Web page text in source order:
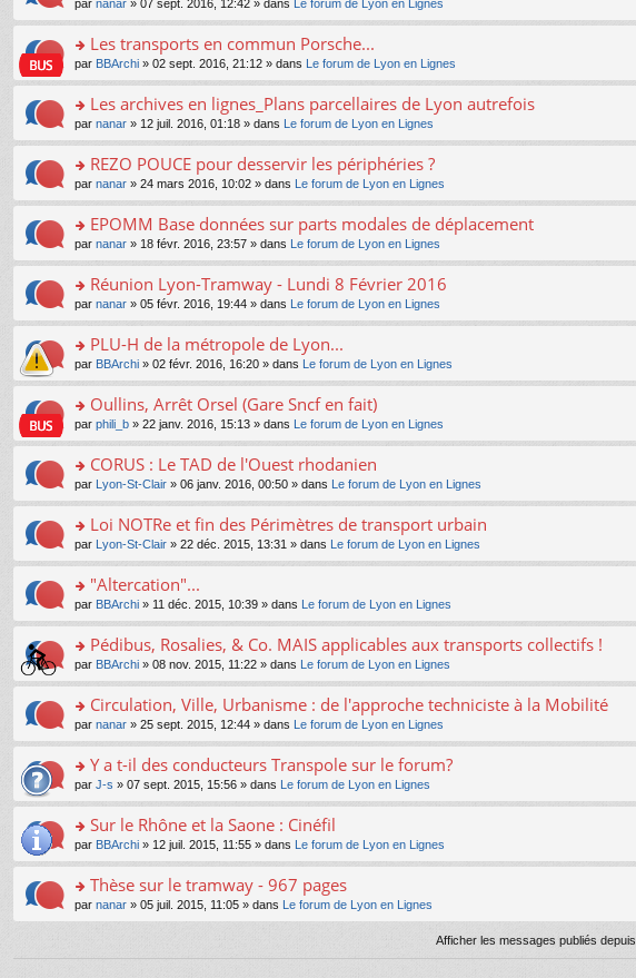
c
e
nt
pl
u
s
ré
c
e
nt
n
le
pl
u
s
ré
c
e
nt
g
e
n
n
le
pl
u
s
ré
c
e
nt
s
a
g
e
n
n
le
pl
u
s
ré
c
e
nt
er
le
m
e
s
a
g
e
n
n
le
pl
u
s
ré
c
e
nt
o
n
s
ult
er
le
m
e
s
a
g
e
n
n
le
pl
u
s
ré
c
e
nt
par nanar » 07 sept. 2016, 12:42 » dans Le forum de Lyon en Lignes
o
n
s
ult
er
le
m
e
s
a
g
e
n
n
le
pl
u
s
ré
c
e
nt
Les transports en commun Porsche...
par BBArchi » 02 sept. 2016, 21:12 » dans Le forum de Lyon en Lignes
o
n
s
ult
er
le
m
e
s
a
g
e
n
n
le
pl
u
s
ré
c
e
nt
Les archives en lignes_Plans parcellaires de Lyon autrefois
par nanar » 12 juil. 2016, 01:18 » dans Le forum de Lyon en Lignes
o
n
s
ult
er
le
m
e
s
a
g
e
n
n
le
pl
u
s
ré
c
e
nt
REZO POUCE pour desservir les périphéries ?
par nanar » 24 mars 2016, 10:02 » dans Le forum de Lyon en Lignes
o
n
s
ult
er
le
m
e
s
a
g
e
n
n
le
pl
u
s
ré
c
e
nt
EPOMM Base données sur parts modales de déplacement
par nanar » 18 févr. 2016, 23:57 » dans Le forum de Lyon en Lignes
o
n
s
ult
er
le
m
e
s
a
g
e
n
n
le
pl
u
s
ré
c
e
nt
Réunion Lyon-Tramway - Lundi 8 Février 2016
par nanar » 05 févr. 2016, 19:44 » dans Le forum de Lyon en Lignes
o
n
s
ult
er
le
m
e
s
a
g
e
n
n
le
pl
u
s
ré
c
e
nt
PLU-H de la métropole de Lyon...
par BBArchi » 02 févr. 2016, 16:20 » dans Le forum de Lyon en Lignes
o
n
s
ult
er
le
m
e
s
a
g
e
n
n
le
pl
u
s
ré
c
e
nt
Oullins, Arrêt Orsel (Gare Sncf en fait)
par phili_b » 22 janv. 2016, 15:13 » dans Le forum de Lyon en Lignes
o
n
s
ult
er
le
m
e
s
a
g
e
n
n
le
pl
u
s
ré
c
e
nt
CORUS : Le TAD de l'Ouest rhodanien
par Lyon-St-Clair » 06 janv. 2016, 00:50 » dans Le forum de Lyon en Lignes
o
n
s
ult
er
le
m
e
s
a
g
e
n
n
le
pl
u
s
ré
c
Loi NOTRe et fin des Périmètres de transport urbain
par Lyon-St-Clair » 22 déc. 2015, 13:31 » dans Le forum de Lyon en Lignes
o
n
s
ult
er
le
m
e
s
a
g
e
n
n
le
pl
u
ré
"Altercation"...
par BBArchi » 11 déc. 2015, 10:39 » dans Le forum de Lyon en Lignes
o
n
s
ult
er
le
m
e
s
a
g
e
n
n
Pédibus, Rosalies, & Co. MAIS applicables aux transports collectifs !
par BBArchi » 08 nov. 2015, 11:22 » dans Le forum de Lyon en Lignes
o
n
s
ult
er
le
m
e
s
a
g
e
o
Circulation, Ville, Urbanisme : de l'approche techniciste à la Mobilité
par nanar » 25 sept. 2015, 12:44 » dans Le forum de Lyon en Lignes
o
n
s
ult
er
le
m
e
s
Y a t-il des conducteurs Transpole sur le forum?
par J-s » 07 sept. 2015, 15:56 » dans Le forum de Lyon en Lignes
o
n
s
ult
er
e
Sur le Rhône et la Saone : Cinéfil
par BBArchi » 12 juil. 2015, 11:55 » dans Le forum de Lyon en Lignes
o
n
ult
Thèse sur le tramway - 967 pages
par nanar » 05 juil. 2015, 11:05 » dans Le forum de Lyon en Lignes
Afficher les messages publiés depuis